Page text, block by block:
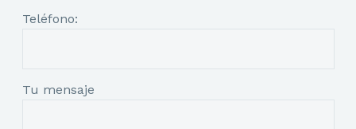
Teléfono:
Tu mensaje